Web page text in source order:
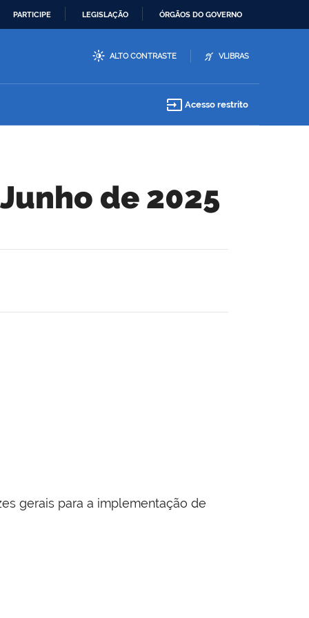
PARTICIPE LEGISLAÇÃO ÓRGÃOS DO GOVERNO
ALTO CONTRASTE VLIBRAS
input Acesso restrito
de 2025
gerais para a implementação de